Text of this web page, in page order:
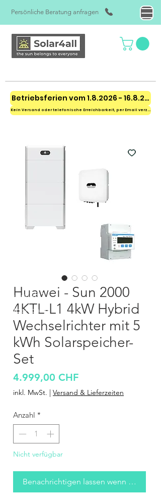
Persönliche Beratung anfragen
Betriebsferien vom 1.8.2026 - 16.8.2026
Kein Versand oder telefonische Erreichbarkeit, per Email verzögert
Huawei - Sun 2000
4KTL-L1 4kW Hybrid
Wechselrichter mit 5
kWh Solarspeicher-
Set
4.999,00 CHFPreis
inkl. MwSt. | Versand & Lieferzeiten
Anzahl *
Nicht verfügbar
Benachrichtigen lassen wenn verfügbar
Überschrift 1
Überschrift 1